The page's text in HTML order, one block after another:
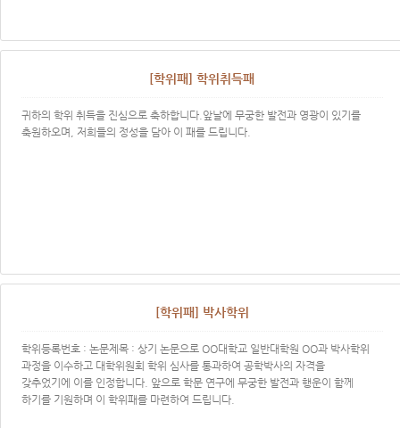
[학위패] 학위취득패
귀하의 학위 취득을 진심으로 축하합니다.앞날에 무궁한 발전과 영광이 있기를
축원하오며, 저희들의 정성을 담아 이 패를 드립니다.
[학위패] 박사학위
학위등록번호 : 논문제목 : 상기 논문으로 OO대학교 일반대학원 OO과 박사학위
과정을 이수하고 대학위원회 학위 심사를 통과하여 공학박사의 자격을
갖추었기에 이를 인정합니다. 앞으로 학문 연구에 무궁한 발전과 행운이 함께
하기를 기원하며 이 학위패를 마련하여 드립니다. ​